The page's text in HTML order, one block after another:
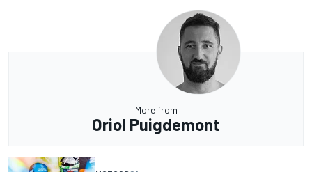
More from
Oriol Puigdemont